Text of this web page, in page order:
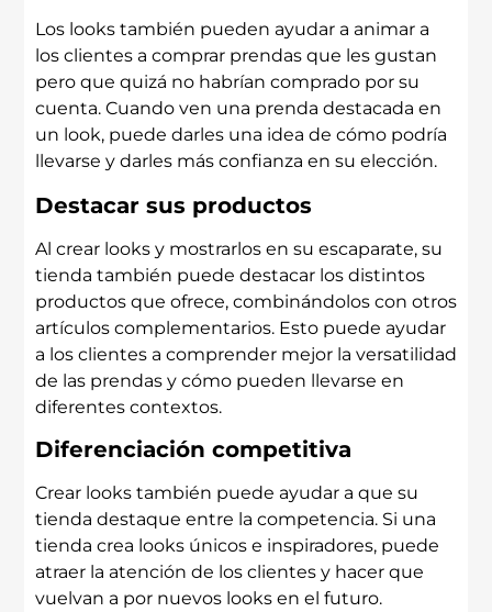
Los looks también pueden ayudar a animar a
los clientes a comprar prendas que les gustan
pero que quizá no habrían comprado por su
cuenta. Cuando ven una prenda destacada en
un look, puede darles una idea de cómo podría
llevarse y darles más confianza en su elección.
Destacar sus productos
Al crear looks y mostrarlos en su escaparate, su
tienda también puede destacar los distintos
productos que ofrece, combinándolos con otros
artículos complementarios. Esto puede ayudar
a los clientes a comprender mejor la versatilidad
de las prendas y cómo pueden llevarse en
diferentes contextos.
Diferenciación competitiva
Crear looks también puede ayudar a que su
tienda destaque entre la competencia. Si una
tienda crea looks únicos e inspiradores, puede
atraer la atención de los clientes y hacer que
vuelvan a por nuevos looks en el futuro.